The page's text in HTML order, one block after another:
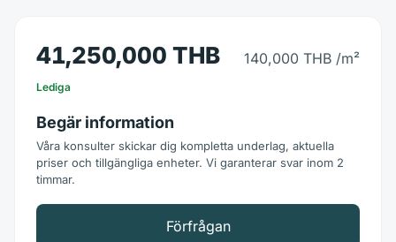
41,250,000 THB 140,000 THB /m²
Lediga
Begär information
Våra konsulter skickar dig kompletta underlag, aktuella
priser och tillgängliga enheter. Vi garanterar svar inom 2
timmar.
Förfrågan